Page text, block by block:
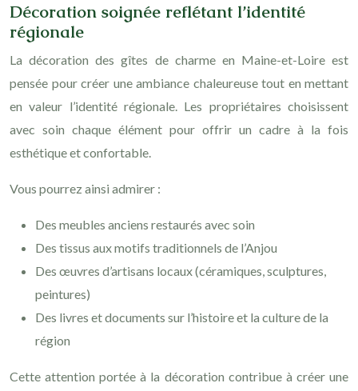
Décoration soignée reflétant l’identité
régionale
La décoration des gîtes de charme en Maine-et-Loire est
pensée pour créer une ambiance chaleureuse tout en mettant
en valeur l’identité régionale. Les propriétaires choisissent
avec soin chaque élément pour offrir un cadre à la fois
esthétique et confortable.
Vous pourrez ainsi admirer :
Des meubles anciens restaurés avec soin
Des tissus aux motifs traditionnels de l’Anjou
Des œuvres d’artisans locaux (céramiques, sculptures,
peintures)
Des livres et documents sur l’histoire et la culture de la
région
Cette attention portée à la décoration contribue à créer une